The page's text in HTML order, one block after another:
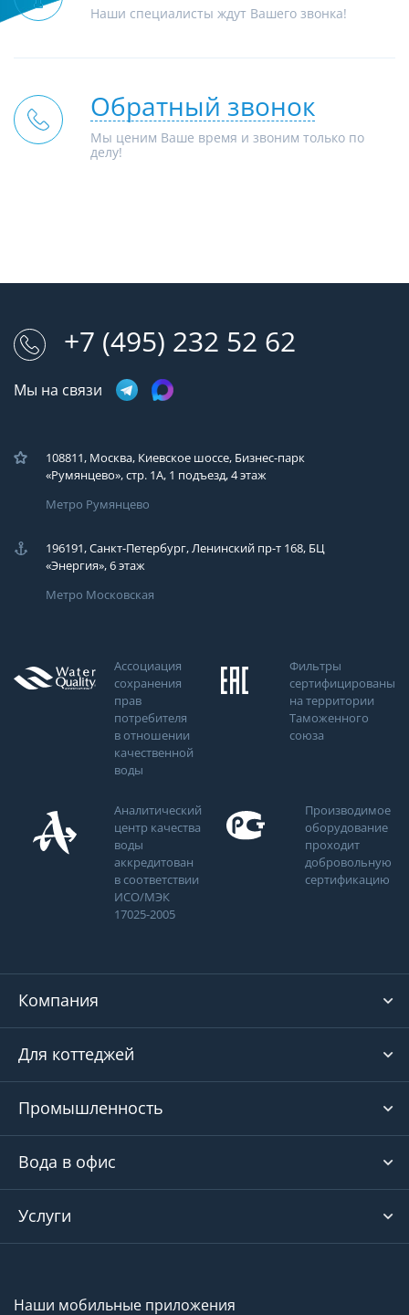
Наши специалисты ждут Вашего звонка!
Обратный звонок
Мы ценим Ваше время и звоним только по
делу!
+7 (495) 232 52 62
Мы на связи
108811, Москва, Киевское шоссе, Бизнес-парк
«Румянцево», стр. 1А, 1 подъезд, 4 этаж
Метро Румянцево
196191, Санкт-Петербург, Ленинский пр-т 168, БЦ
«Энергия», 6 этаж
Метро Московская
Ассоциация
сохранения
прав
потребителя
в отношении
качественной
воды
Фильтры
сертифицированы
на территории
Таможенного
союза
Аналитический
центр качества
воды
аккредитован
в соответствии
ИСО/МЭК
17025-2005
Производимое
оборудование
проходит
добровольную
сертификацию
Компания
Для коттеджей
Промышленность
Вода в офис
Услуги
Наши мобильные приложения